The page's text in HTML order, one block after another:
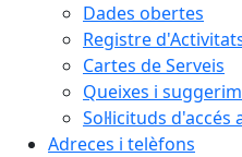
Dades obertes
Registre
Cartes de Serveis
Queixes i
Sol·licituds
Adreces i telèfons